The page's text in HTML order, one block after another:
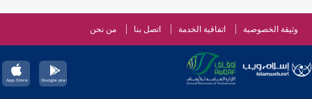
وثيقة الخصوصية اتفاقية الخدمة اتصل بنا من نحن